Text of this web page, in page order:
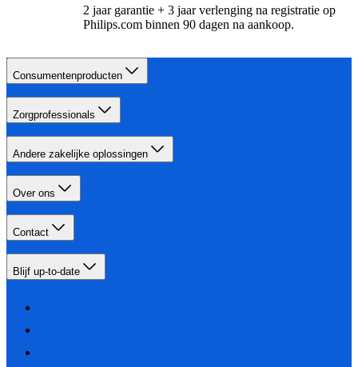
2 jaar garantie + 3 jaar verlenging na registratie op
Philips.com binnen 90 dagen na aankoop.​
Consumentenproducten
Zorgprofessionals
Andere zakelijke oplossingen
Over ons
Contact
Blijf up-to-date